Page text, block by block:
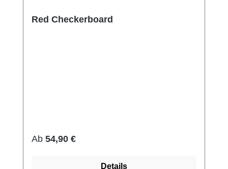
Red Checkerboard
Regulärer Preis:
Ab 54,90 €
Details